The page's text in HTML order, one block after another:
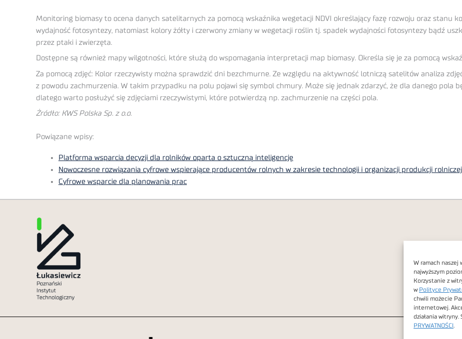
W ramach naszej
najwyższym
Korzystanie z
w Polityce
chwili możecie
internetowej.
działania witryny.
PRYWATNOŚCI
Monitoring biomasy to ocena danych satelitarnych za pomocą wskaźnika wegetacji NDVI określający fazę rozwoju oraz stanu
wydajność fotosyntezy, natomiast kolory żółty i czerwony zmiany w wegetacji roślin tj. spadek wydajności fotosyntezy bądź
przez ptaki i zwierzęta.
Dostępne są również mapy wilgotności, które służą do wspomagania interpretacji map biomasy. Określa się je za pomocą
Za pomocą zdjęć: Kolor rzeczywisty można sprawdzić dni bezchmurne. Ze względu na aktywność lotniczą satelitów analiza
z powodu zachmurzenia. W takim przypadku na polu pojawi się symbol chmury. Może się jednak zdarzyć, że dla danego pola
dlatego warto posłużyć się zdjęciami rzeczywistymi, które potwierdzą np. zachmurzenie na części pola.
Żródło: KWS Polska Sp. z o.o.
Powiązane wpisy:
Platforma wsparcia decyzji dla rolników oparta o sztuczną inteligencję
Nowoczesne rozwiązania cyfrowe wspierające producentów rolnych w zakresie technologii i organizacji produkcji
Cyfrowe wsparcie dla planowania prac